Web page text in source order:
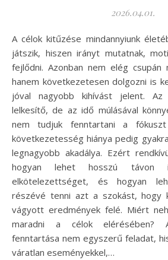
2026.04.01.
A célok kitűzése mindannyiunk életében fontos szerepet
játszik, hiszen irányt mutatnak,
fejlődni. Azonban nem elég csupán
hanem következetesen dolgozni is
jóval nagyobb kihívást jelent. Az
lelkesítő, de az idő múlásával
nem tudjuk fenntartani a
következetesség hiánya pedig
legnagyobb akadálya. Ezért
hogyan lehet hosszú távon
elkötelezettséget, és hogyan
részévé tenni azt a szokást, hogy
vágyott eredmények felé. Miért
maradni a célok elérésében?
fenntartása nem egyszerű feladat,
váratlan eseményekkel,…